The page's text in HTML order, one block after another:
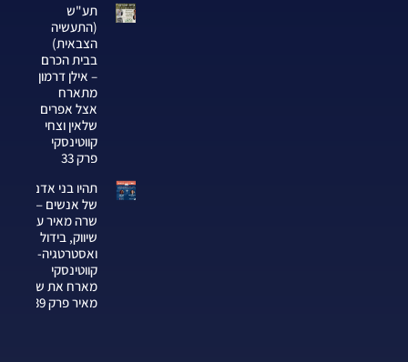
תע"ש
(התעשיה
הצבאית)
בבית הכרם
– אילן דרמון
מתארח
אצל אפרים
שלאין וצחי
קווטינסקי
פרק 33
תהיו בני אדם
של אנשים —
שרה מאיר על
שיווק, בידול
ואסטרטגיה-צחי
קווטינסקי
מארח את שרה
מאיר פרק 339